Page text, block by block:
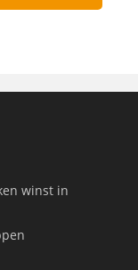
winst in